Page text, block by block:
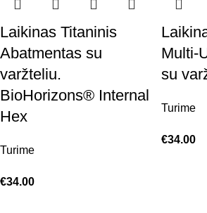
Laikinas Titaninis
Abatmentas su
varžteliu.
BioHorizons® Internal
Hex
Turime
€34.00
Multi-
su
Turime
€34.00